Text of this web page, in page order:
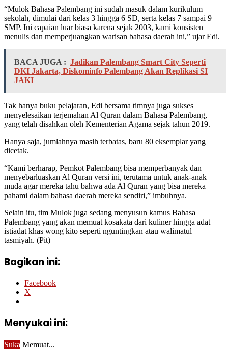
“Mulok Bahasa Palembang ini sudah masuk dalam kurikulum
sekolah, dimulai dari kelas 3 hingga 6 SD, serta kelas 7 sampai 9
SMP. Ini capaian luar biasa karena sejak 2003, kami konsisten
menulis dan memperjuangkan warisan bahasa daerah ini,” ujar Edi.
BACA JUGA : Jadikan Palembang Smart City Seperti
DKI Jakarta, Diskominfo Palembang Akan Replikasi SI
JAKI
Tak hanya buku pelajaran, Edi bersama timnya juga sukses
menyelesaikan terjemahan Al Quran dalam Bahasa Palembang,
yang telah disahkan oleh Kementerian Agama sejak tahun 2019.
Hanya saja, jumlahnya masih terbatas, baru 80 eksemplar yang
dicetak.
“Kami berharap, Pemkot Palembang bisa memperbanyak dan
menyebarluaskan Al Quran versi ini, terutama untuk anak-anak
muda agar mereka tahu bahwa ada Al Quran yang bisa mereka
pahami dalam bahasa daerah mereka sendiri,” imbuhnya.
Selain itu, tim Mulok juga sedang menyusun kamus Bahasa
Palembang yang akan memuat kosakata dari kuliner hingga adat
istiadat khas wong kito seperti nguntingkan atau walimatul
tasmiyah. (Pit)
Bagikan ini:
Facebook
X
Menyukai ini:
Suka Memuat...